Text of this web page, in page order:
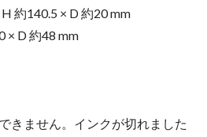
約140.5 × D 約20 mm
× D 約48 mm
きません。インクが切れました